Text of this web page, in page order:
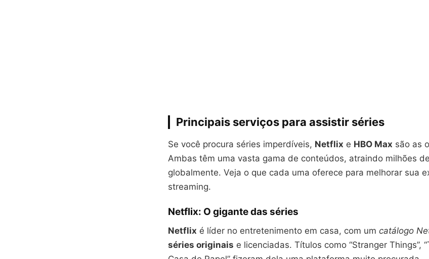
Principais serviços para assistir séries
Se você procura séries imperdíveis, Netflix e HBO Max são as
Ambas têm uma vasta gama de conteúdos, atraindo milhões
globalmente. Veja o que cada uma oferece para melhorar sua
streaming.
Netflix: O gigante das séries
Netflix é líder no entretenimento em casa, com um catálogo
séries originais e licenciadas. Títulos como “Stranger Things”,